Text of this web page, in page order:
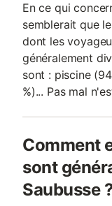
En ce qui
semblerait que
dont les
généralement
sont : piscine
%)... Pas mal
Comment
sont
Saubusse